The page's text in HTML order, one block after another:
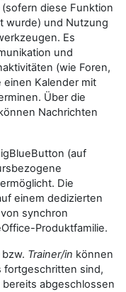
diese Funktion
wurde) und Nutzung
Es
und
(wie Foren,
einen Kalender mit
Über die
Nachrichten
(auf
Die
einem dedizierten
synchron
Produktfamilie.
bzw. Trainer/in können
fortgeschritten sind,
abgeschlossen